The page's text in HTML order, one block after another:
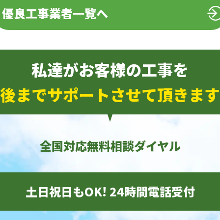
優良工事業者一覧へ
私達がお客様の工事を
までサポートさせて頂きま
全国対応無料相談ダイヤル
土日祝日もOK! 24時間電話受付